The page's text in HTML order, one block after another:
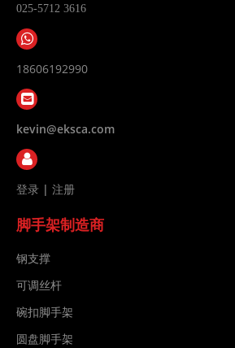
025-5712 3616
18606192990
kevin@eksca.com
登录 | 注册
脚手架制造商
钢支撑
可调丝杆
碗扣脚手架
圆盘脚手架